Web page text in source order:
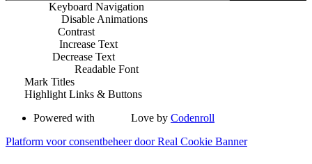
Keyboard Navigation
Disable Animations
Contrast
Increase Text
Decrease Text
Readable Font
Mark Titles
Highlight Links & Buttons
Powered with
Love by Codenroll
Platform voor consentbeheer door Real Cookie Banner